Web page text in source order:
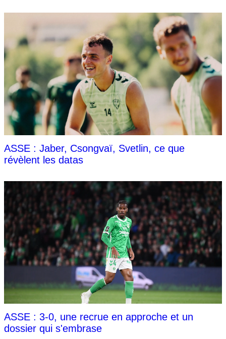
ASSE : Jaber, Csongvaï, Svetlin, ce que
révèlent les datas
ASSE : 3-0, une recrue en approche et un
dossier qui s'embrase